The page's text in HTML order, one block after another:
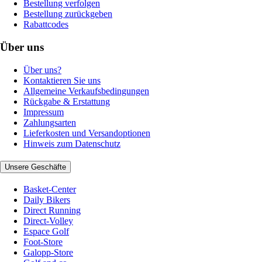
Bestellung verfolgen
Bestellung zurückgeben
Rabattcodes
Über uns
Über uns?
Kontaktieren Sie uns
Allgemeine Verkaufsbedingungen
Rückgabe & Erstattung
Impressum
Zahlungsarten
Lieferkosten und Versandoptionen
Hinweis zum Datenschutz
Unsere Geschäfte
Basket-Center
Daily Bikers
Direct Running
Direct-Volley
Espace Golf
Foot-Store
Galopp-Store